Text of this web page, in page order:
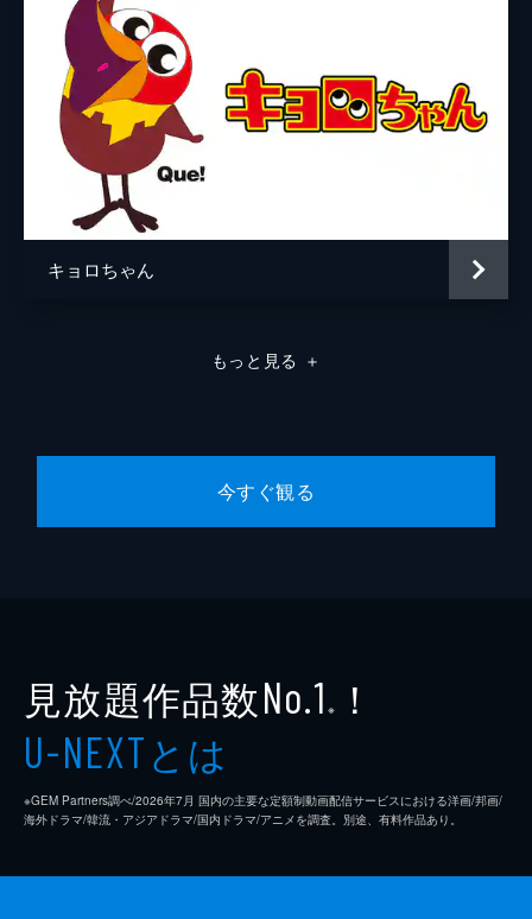
キョロちゃん
もっと見る ＋
今すぐ観る
見放題作品数No.1 ※ ！
U-NEXTとは
※GEM Partners調べ/2026年7⽉ 国内の主要な定額制動画配信サービスにおける洋画/邦画/
海外ドラマ/韓流・アジアドラマ/国内ドラマ/アニメを調査。別途、有料作品あり。